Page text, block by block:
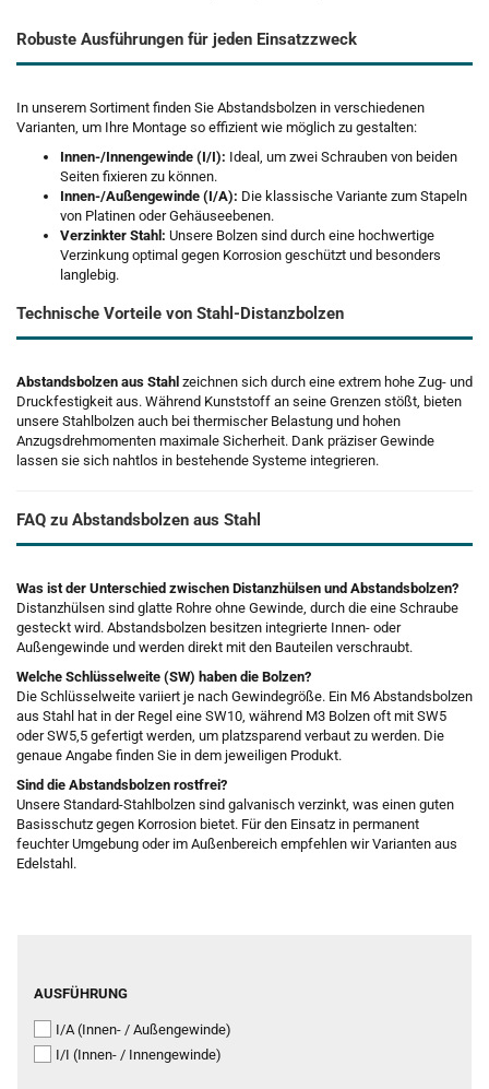
Robuste Ausführungen für jeden Einsatzzweck
In unserem Sortiment finden Sie Abstandsbolzen in verschiedenen
Varianten, um Ihre Montage so effizient wie möglich zu gestalten:
Innen-/Innengewinde (I/I): Ideal, um zwei Schrauben von beiden
Seiten fixieren zu können.
Innen-/Außengewinde (I/A): Die klassische Variante zum Stapeln
von Platinen oder Gehäuseebenen.
Verzinkter Stahl: Unsere Bolzen sind durch eine hochwertige
Verzinkung optimal gegen Korrosion geschützt und besonders
langlebig.
Technische Vorteile von Stahl-Distanzbolzen
Abstandsbolzen aus Stahl zeichnen sich durch eine extrem hohe Zug- und
Druckfestigkeit aus. Während Kunststoff an seine Grenzen stößt, bieten
unsere Stahlbolzen auch bei thermischer Belastung und hohen
Anzugsdrehmomenten maximale Sicherheit. Dank präziser Gewinde
lassen sie sich nahtlos in bestehende Systeme integrieren.
FAQ zu Abstandsbolzen aus Stahl
Was ist der Unterschied zwischen Distanzhülsen und Abstandsbolzen?
Distanzhülsen sind glatte Rohre ohne Gewinde, durch die eine Schraube
gesteckt wird. Abstandsbolzen besitzen integrierte Innen- oder
Außengewinde und werden direkt mit den Bauteilen verschraubt.
Welche Schlüsselweite (SW) haben die Bolzen?
Die Schlüsselweite variiert je nach Gewindegröße. Ein M6 Abstandsbolzen
aus Stahl hat in der Regel eine SW10, während M3 Bolzen oft mit SW5
oder SW5,5 gefertigt werden, um platzsparend verbaut zu werden. Die
genaue Angabe finden Sie in dem jeweiligen Produkt.
Sind die Abstandsbolzen rostfrei?
Unsere Standard-Stahlbolzen sind galvanisch verzinkt, was einen guten
Basisschutz gegen Korrosion bietet. Für den Einsatz in permanent
feuchter Umgebung oder im Außenbereich empfehlen wir Varianten aus
Edelstahl.
AUSFÜHRUNG
AUSFÜHRUNG
I/A (Innen- / Außengewinde)
I/I (Innen- / Innengewinde)